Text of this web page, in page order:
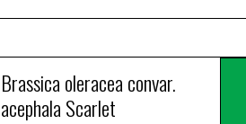
Brassica oleracea convar.
acephala Scarlet